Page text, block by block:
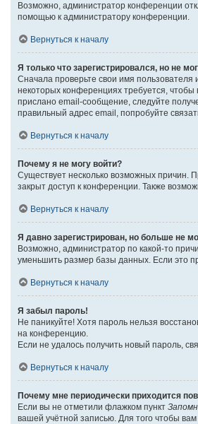
Возможно, администратор конференции
помощью к администратору конференции.
Вернуться к началу
Я только что зарегистрировался, но не
Сначала проверьте свои имя
некоторых конференциях требуется,
прислано email-сообщение, следуйте
правильный адрес email, попробуйте
Вернуться к началу
Почему я не могу войти?
Существует несколько возможных причин.
закрыт доступ к конференции. Также
Вернуться к началу
Я давно зарегистрирован, но больше не
Возможно, администратор по какой-то
уменьшить размер базы данных. Если это
Вернуться к началу
Я забыл пароль!
Не паникуйте! Хотя пароль нельзя
на конференцию.
Если не удалось получить новый пароль,
Вернуться к началу
Почему мне периодически приходится
Если вы не отметили флажком пункт
вашей учётной записью. Для того чтобы